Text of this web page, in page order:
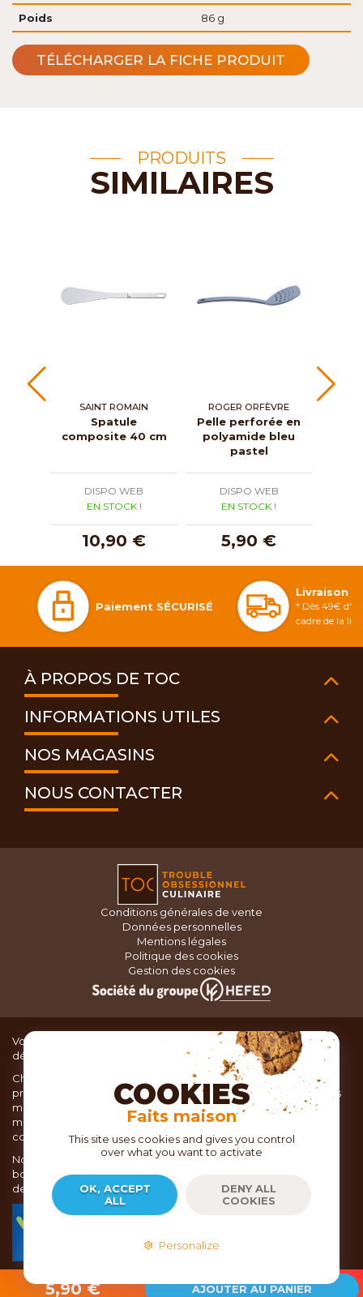
5,90 € AJOUTER AU PANIER
Poids 86 g
TÉLÉCHARGER LA FICHE PRODUIT
PRODUITS
SIMILAIRES
SAINT ROMAIN
Spatule
composite 40 cm
DISPO WEB
EN STOCK !
10,90 €
ROGER ORFÈVRE
Pelle perforée en
polyamide bleu
pastel
DISPO WEB
EN STOCK !
5,90 €
Paiement SÉCURISÉ
Livraison
* Dès 49€
cadre de la
À PROPOS DE TOC
INFORMATIONS UTILES
NOS MAGASINS
NOUS CONTACTER
Conditions générales de vente
Données personnelles
Mentions légales
Politique des cookies
Gestion des cookies
Vous recherchez du matériel de cuisine pour concocter de
délicieux plats ou des pâtisseries dignes d’un grand chef ?
Chez TOC, boutique d’ustensiles de cuisine, nous vous
proposons une large sélection de produits issus des meilleures
marques de matériel de cuisine: Ustensiles de pâtisserie,
matériel de cuisson, service de table, ustensiles de cuisine,
coutellerie, set picnic.
Nous vous réservons un accueil chaleureux au sein de nos 21
boutiques, mais vous trouverez également tout votre matériel
de cuisine en ligne sur notre site internet toc.fr
commerce et de la vente à distance depuis 2018.
2026- Copyright EPICURIA - TOC.FR
COOKIES
Faits maison
This site uses cookies and gives you control
over what you want to activate
OK, ACCEPT
ALL
DENY ALL
COOKIES
Personalize